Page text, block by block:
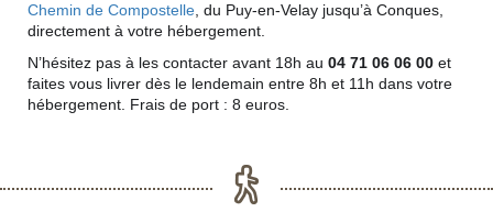
Chemin de Compostelle, du Puy-en-Velay jusqu’à Conques,
directement à votre hébergement.
N’hésitez pas à les contacter avant 18h au 04 71 06 06 00 et
faites vous livrer dès le lendemain entre 8h et 11h dans votre
hébergement. Frais de port : 8 euros.